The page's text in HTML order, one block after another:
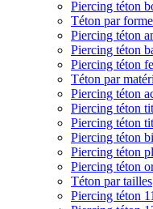
Piercing téton
Téton par
Piercing téton
Piercing téton
Piercing téton
Téton par
Piercing téton
Piercing téton
Piercing téton
Piercing téton
Piercing téton
Piercing téton
Téton par tailles
Piercing téton